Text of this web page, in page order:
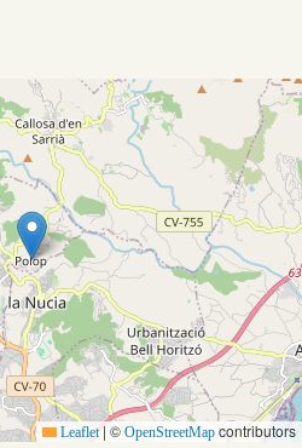
Leaflet | © OpenStreetMap contributors